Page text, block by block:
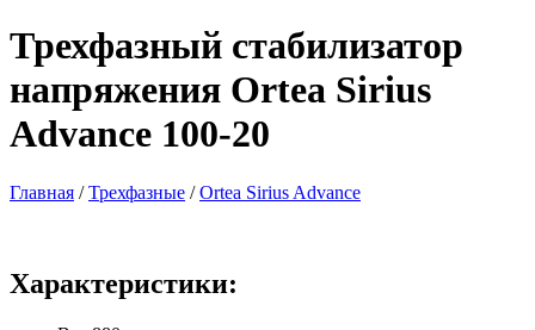
Трехфазный стабилизатор
напряжения Ortea Sirius
Advance 100-20
Главная / Трехфазные / Ortea Sirius Advance
Характеристики: